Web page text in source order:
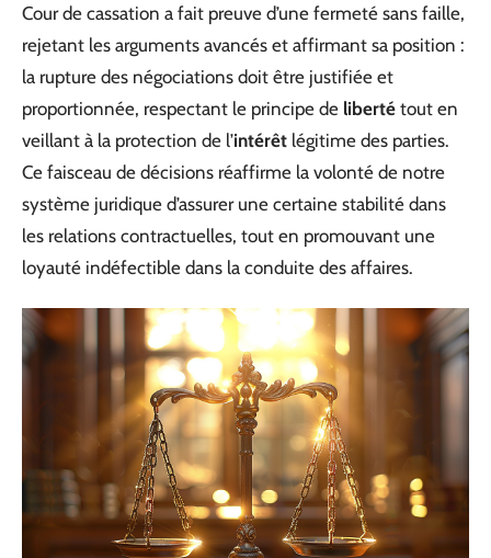
Cour de cassation a fait preuve d’une fermeté sans faille,
rejetant les arguments avancés et affirmant sa position :
la rupture des négociations doit être justifiée et
proportionnée, respectant le principe de liberté tout en
veillant à la protection de l’intérêt légitime des parties.
Ce faisceau de décisions réaffirme la volonté de notre
système juridique d’assurer une certaine stabilité dans
les relations contractuelles, tout en promouvant une
loyauté indéfectible dans la conduite des affaires.